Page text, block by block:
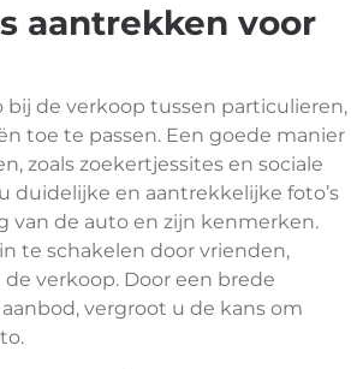
aantrekken voor
de verkoop tussen particulieren,
toe te passen. Een goede manier
zoals zoekertjessites en sociale
duidelijke en aantrekkelijke foto’s
van de auto en zijn kenmerken.
te schakelen door vrienden,
verkoop. Door een brede
vergroot u de kans om